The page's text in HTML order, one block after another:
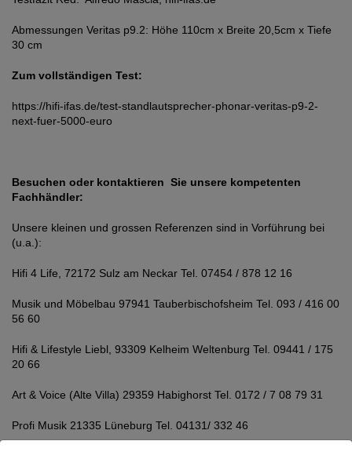
Abmessungen Veritas p9.2: Höhe 110cm x Breite 20,5cm x Tiefe
30 cm
Zum vollständigen Test:
https://hifi-ifas.de/test-standlautsprecher-phonar-veritas-p9-2-
next-fuer-5000-euro
Besuchen oder kontaktieren Sie unsere kompetenten
Fachhändler:
Unsere kleinen und grossen Referenzen sind in Vorführung bei
(u.a.):
Hifi 4 Life, 72172 Sulz am Neckar Tel. 07454 / 878 12 16
Musik und Möbelbau 97941 Tauberbischofsheim Tel. 093 / 416 00
56 60
Hifi & Lifestyle Liebl, 93309 Kelheim Weltenburg Tel. 09441 / 175
20 66
Art & Voice (Alte Villa) 29359 Habighorst Tel. 0172 / 7 08 79 31
Profi Musik 21335 Lüneburg Tel. 04131/ 332 46